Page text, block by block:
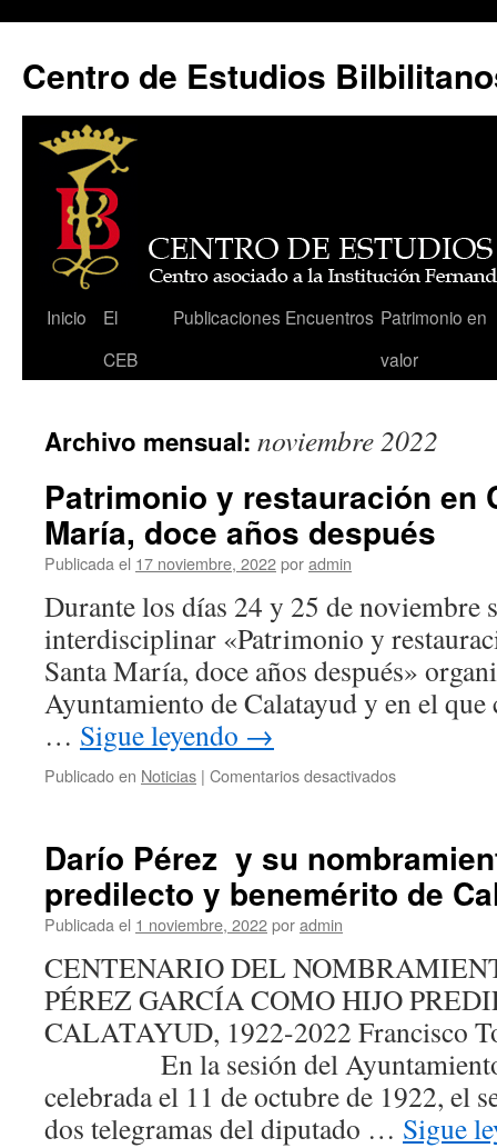
Centro de Estudios
Saltar
Inicio
El
CEB
Publicaciones Encuentros Patrimonio en
valor
Archivo mensual: noviembre 2022
Patrimonio y restauración en
María, doce años después
Publicada el 17 noviembre, 2022poradmin
Durante los días 24 y 25 de noviembre
interdisciplinar «Patrimonio y
Santa María, doce años después»
Ayuntamiento de Calatayud y en el
… Sigue leyendo →
Publicado en Noticias | Comentarios desactivadosen
en
Calatayud:
Santa
años
después
Darío Pérez y su
predilecto y benemérito de
Publicada el 1 noviembre, 2022poradmin
CENTENARIO DEL
PÉREZ GARCÍA COMO HIJO
CALATAYUD, 1922-2022 Francisco
En la sesión del Ayuntamiento
celebrada el 11 de octubre de 1922, el
dos telegramas del diputado … Sigue